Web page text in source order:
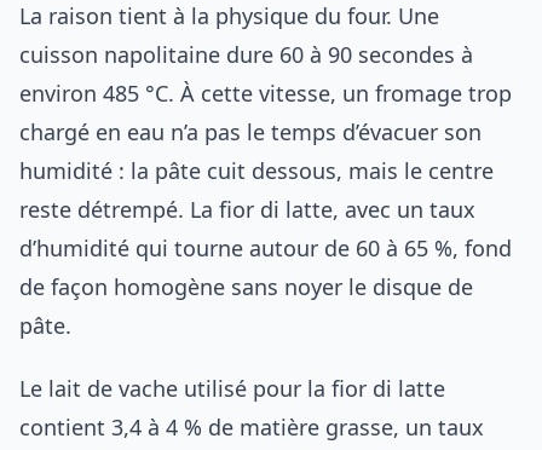
La raison tient à la physique du four. Une
cuisson napolitaine dure 60 à 90 secondes à
environ 485 °C. À cette vitesse, un fromage trop
chargé en eau n’a pas le temps d’évacuer son
humidité : la pâte cuit dessous, mais le centre
reste détrempé. La fior di latte, avec un taux
d’humidité qui tourne autour de 60 à 65 %, fond
de façon homogène sans noyer le disque de
pâte.
Le lait de vache utilisé pour la fior di latte
contient 3,4 à 4 % de matière grasse, un taux